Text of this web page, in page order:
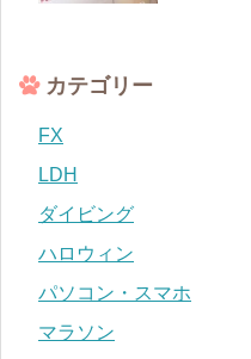
カテゴリー
FX
LDH
ダイビング
ハロウィン
パソコン・スマホ
マラソン